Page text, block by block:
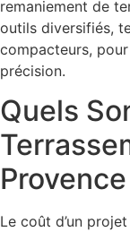
remaniement de
outils diversifiés,
compacteurs,
précision.
Quels
Le coût d’un